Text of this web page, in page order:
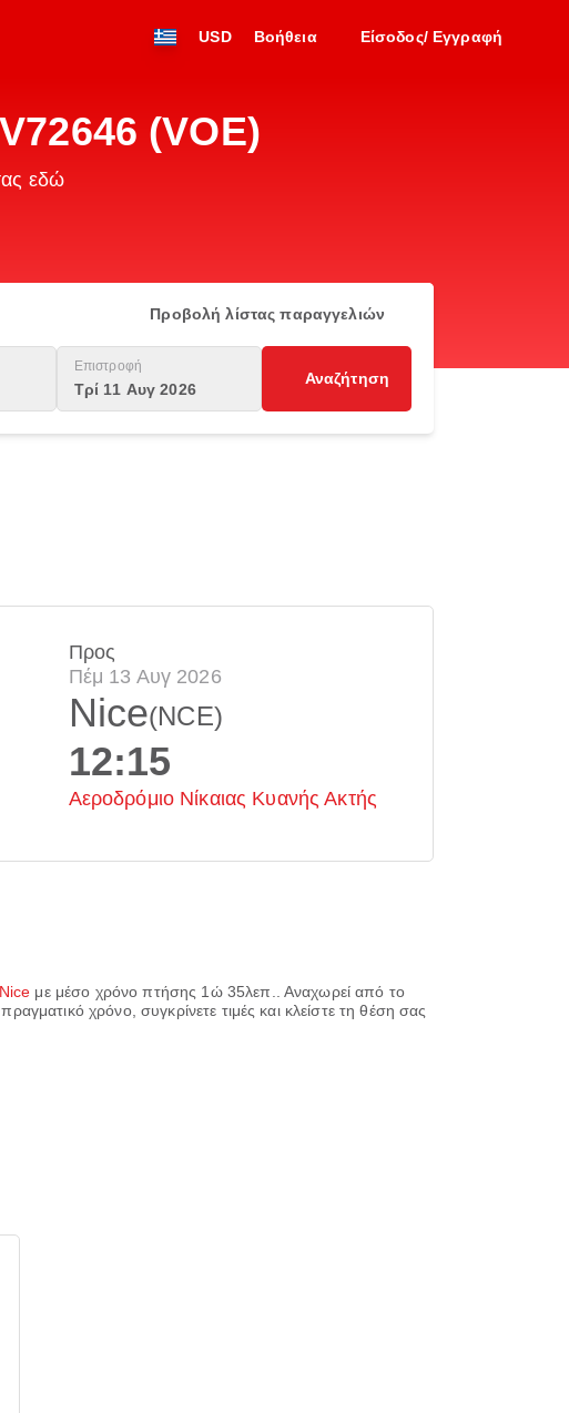
USD Βοήθεια Είσοδος/ Εγγραφή
(VOE)
εδώ
Προβολή λίστας παραγγελιών
Επιστροφή
Τρί 11 Αυγ 2026
Αναζήτηση
Προς
Πέμ 13 Αυγ 2026
Nice(NCE)
12:15
Αεροδρόμιο Νίκαιας Κυανής Ακτής
με μέσο χρόνο πτήσης 1ώ 35λεπ.
. Αναχωρεί από το
χρόνο, συγκρίνετε τιμές και κλείστε τη θέση σας